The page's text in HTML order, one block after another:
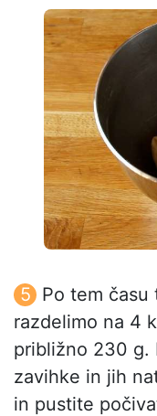
Po tem času
razdelimo na 4
približno 230 g.
zavihke in jih
in pustite